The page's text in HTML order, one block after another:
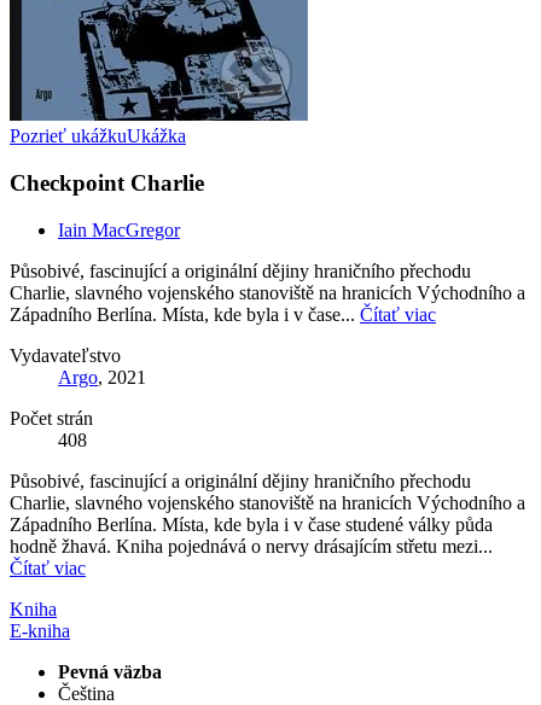
Pozrieť ukážkuUkážka
Checkpoint Charlie
Iain MacGregor
Působivé, fascinující a originální dějiny hraničního přechodu
Charlie, slavného vojenského stanoviště na hranicích Východního a
Západního Berlína. Místa, kde byla i v čase... Čítať viac
Vydavateľstvo
Argo, 2021
Počet strán
408
Působivé, fascinující a originální dějiny hraničního přechodu
Charlie, slavného vojenského stanoviště na hranicích Východního a
Západního Berlína. Místa, kde byla i v čase studené války půda
hodně žhavá. Kniha pojednává o nervy drásajícím střetu mezi...
Čítať viac
Kniha
E-kniha
Pevná väzba
Čeština